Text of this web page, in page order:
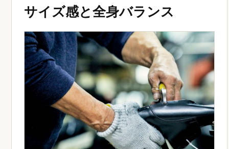
サイズ感と全身バランス